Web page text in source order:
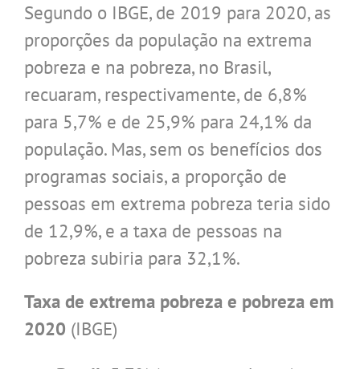
Segundo o IBGE, de 2019 para 2020, as
proporções da população na extrema
pobreza e na pobreza, no Brasil,
recuaram, respectivamente, de 6,8%
para 5,7% e de 25,9% para 24,1% da
população. Mas, sem os benefícios dos
programas sociais, a proporção de
pessoas em extrema pobreza teria sido
de 12,9%, e a taxa de pessoas na
pobreza subiria para 32,1%.
Taxa de extrema pobreza e pobreza em
2020 (IBGE)